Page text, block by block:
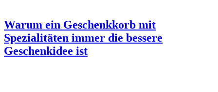
Warum ein Geschenkkorb mit
Spezialitäten immer die bessere
Geschenkidee ist